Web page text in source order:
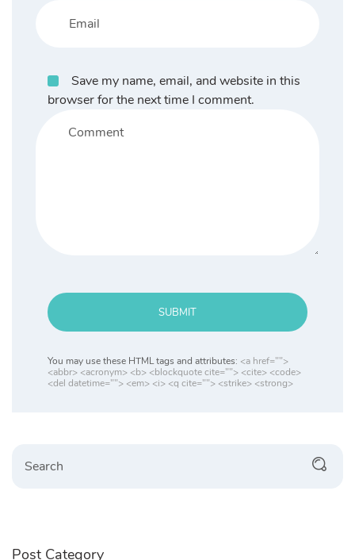
Save my name, email, and website in this
browser for the next time I comment.
SUBMIT
You may use these HTML tags and attributes: <a href="">
<abbr> <acronym> <b> <blockquote cite=""> <cite> <code>
<del datetime=""> <em> <i> <q cite=""> <strike> <strong>
Post Category